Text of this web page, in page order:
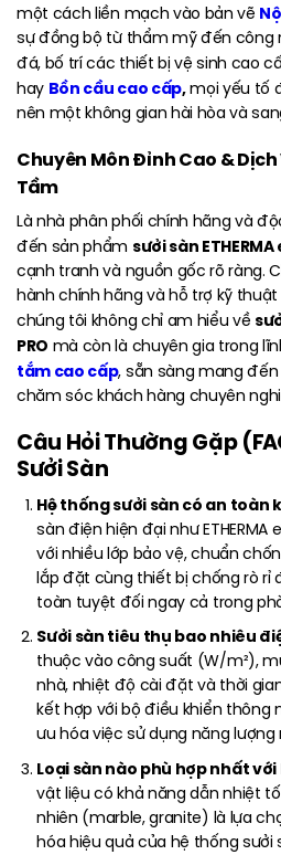
một cách liền mạch vào bản vẽ
sự đồng bộ từ thẩm mỹ đến công
đá, bố trí các thiết bị vệ sinh cao
hay Bồn cầu cao cấp,mọi yếu tố
nên một không gian hài hòa và
Chuyên Môn Đỉnh Cao &
Tầm
Là nhà phân phối chính hãng và
đến sản phẩm sưởi sàn ETHERMA
cạnh tranh và nguồn gốc rõ ràng.
hành chính hãng và hỗ trợ kỹ
chúng tôi không chỉ am hiểu về
PRO mà còn là chuyên gia trong
tắm cao cấp, sẵn sàng mang
chăm sóc khách hàng chuyên
Câu Hỏi Thường Gặp
Sưởi Sàn
Hệ thống sưởi sàn có an toàn
sàn điện hiện đại như ETHERMA
với nhiều lớp bảo vệ, chuẩn
lắp đặt cùng thiết bị chống rò rỉ
toàn tuyệt đối ngay cả trong
Sưởi sàn tiêu thụ bao nhiêu
thuộc vào công suất (W/m²),
nhà, nhiệt độ cài đặt và thời
kết hợp với bộ điều khiển thông
ưu hóa việc sử dụng năng lượng
Loại sàn nào phù hợp nhất
vật liệu có khả năng dẫn nhiệt
nhiên (marble, granite) là lựa
hóa hiệu quả của hệ thống sưởi